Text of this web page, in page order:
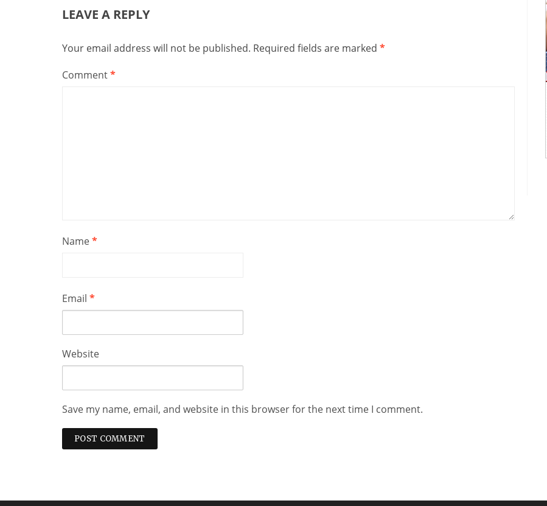
LEAVE A REPLY
Your email address will not be published. Required fields are marked *
Comment*
Name*
Email *
Website
Save my name, email, and website in this browser for the next time I comment.